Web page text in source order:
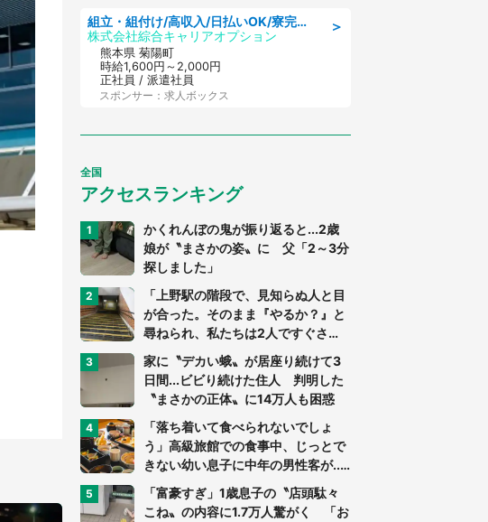
＞
組立・組付け/高収入/日払いOK/寮完備/交替制/20・30・40代活躍中
株式会社綜合キャリアオプション
熊本県 菊陽町
時給1,600円～2,000円
正社員 / 派遣社員
スポンサー：求人ボックス
全国
アクセスランキング
かくれんぼの鬼が振り返ると...2歳
娘が〝まさかの姿〟に 父「2～3分
探しました」
「上野駅の階段で、見知らぬ人と目
が合った。そのまま『やるか？』と
尋ねられ、私たちは2人ですぐさ
ま...」（茨城県・70代男性）
家に〝デカい蛾〟が居座り続けて3
日間...ビビり続けた住人 判明した
〝まさかの正体〟に14万人も困惑
「落ち着いて食べられないでしょ
う」高級旅館での食事中、じっとで
きない幼い息子に中年の男性客が...
（東京都・40代男性）
「富豪すぎ」1歳息子の〝店頭駄々
こね〟の内容に1.7万人驚がく 「お